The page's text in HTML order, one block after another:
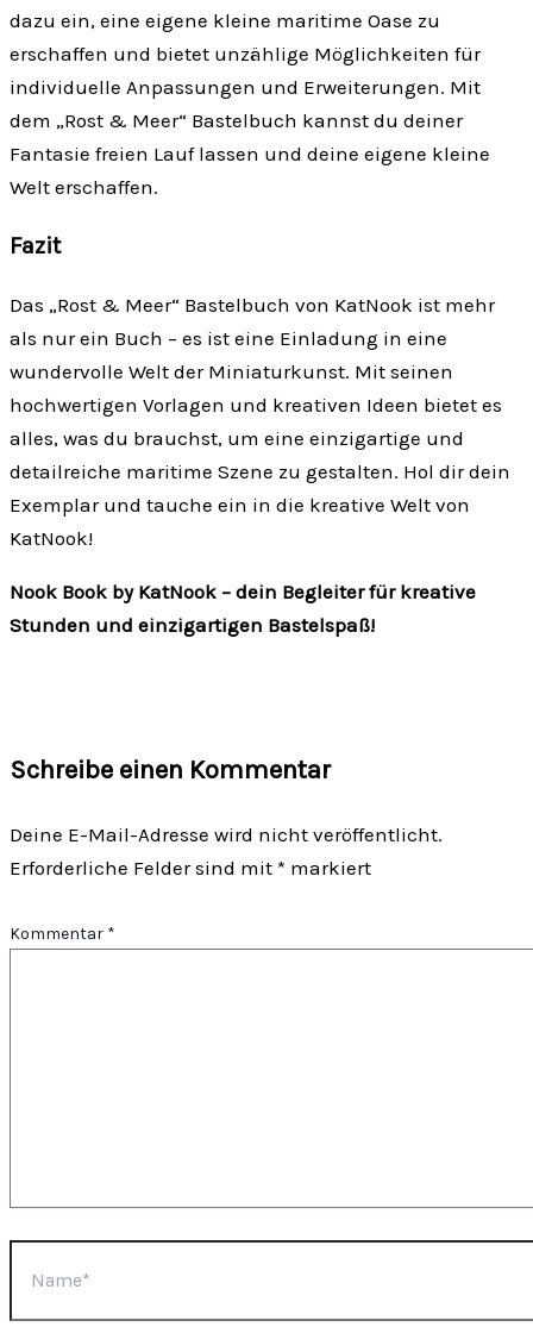
dazu ein, eine eigene kleine maritime Oase zu
erschaffen und bietet unzählige Möglichkeiten für
individuelle Anpassungen und Erweiterungen. Mit
dem „Rost & Meer“ Bastelbuch kannst du deiner
Fantasie freien Lauf lassen und deine eigene kleine
Welt erschaffen.
Fazit
Das „Rost & Meer“ Bastelbuch von KatNook ist mehr
als nur ein Buch – es ist eine Einladung in eine
wundervolle Welt der Miniaturkunst. Mit seinen
hochwertigen Vorlagen und kreativen Ideen bietet es
alles, was du brauchst, um eine einzigartige und
detailreiche maritime Szene zu gestalten. Hol dir dein
Exemplar und tauche ein in die kreative Welt von
KatNook!
Nook Book by KatNook – dein Begleiter für kreative
Stunden und einzigartigen Bastelspaß!
Schreibe einen Kommentar
Deine E-Mail-Adresse wird nicht veröffentlicht.
Erforderliche Felder sind mit * markiert
Kommentar *